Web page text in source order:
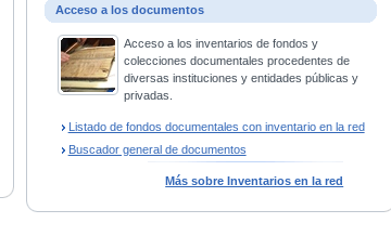
Acceso a los documentos
Acceso a los inventarios de fondos y
colecciones documentales procedentes de
diversas instituciones y entidades públicas y
privadas.
Listado de fondos documentales con inventario en la red
Buscador general de documentos
Más sobre Inventarios en la red